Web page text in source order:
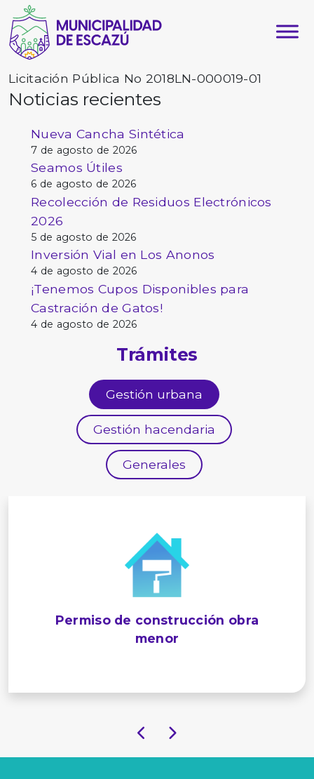
Licitación Pública No 2018LN-000019-01
Noticias recientes
Nueva Cancha Sintética
7 de agosto de 2026
Seamos Útiles
6 de agosto de 2026
Recolección de Residuos Electrónicos
2026
5 de agosto de 2026
Inversión Vial en Los Anonos
4 de agosto de 2026
¡Tenemos Cupos Disponibles para
Castración de Gatos!
4 de agosto de 2026
Trámites
Gestión urbana
Gestión hacendaria
Generales
Permiso de construcción obra
menor